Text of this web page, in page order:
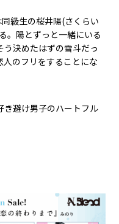
級生の桜井陽(さくらい
。陽とずっと一緒にいる
決めたはずの雪斗だっ
のフリをすることにな
避け男子のハートフル